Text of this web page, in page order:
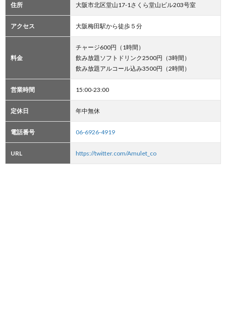
住所 大阪市北区堂山17-1さくら堂山ビル203号室
アクセス 大阪梅田駅から徒歩５分
料金
チャージ600円（1時間）
飲み放題ソフトドリンク2500円（3時間）
飲み放題アルコール込み3500円（2時間）
営業時間 15:00-23:00
定休日 年中無休
電話番号 06-6926-4919
URL https://twitter.com/Amulet_co